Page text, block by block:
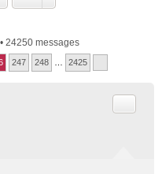
• 24250 messages
247 248 2425